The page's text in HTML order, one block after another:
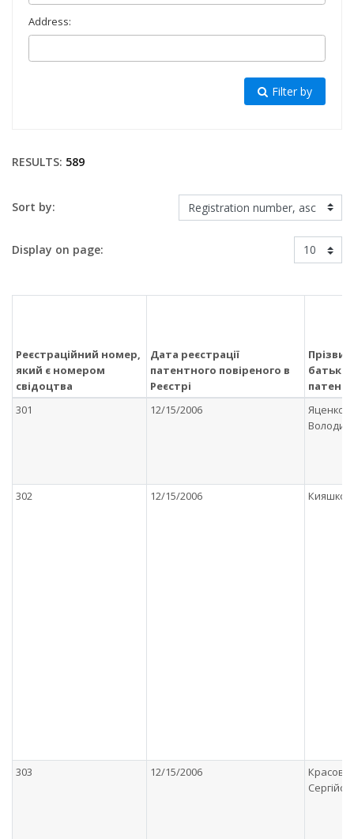
Address:
Filter by
RESULTS: 589
Sort by:
Display on page:
Реєстраційний номер,
який є номером
свідоцтва
Дата реєстрації
патентного повіреного в
Реєстрі
301
12/15/2006
Яценко
302 12/15/2006 Кияшко
303 12/15/2006